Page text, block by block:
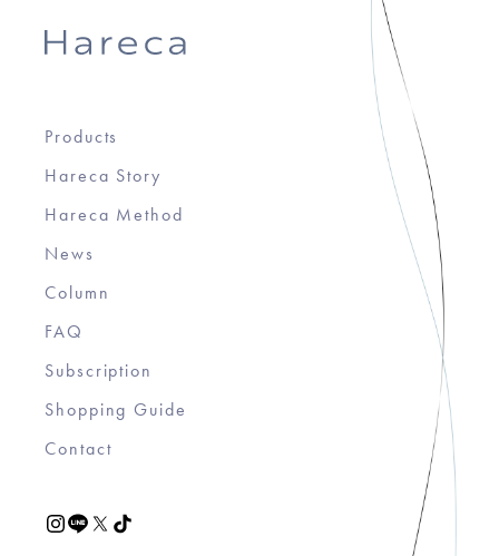
Products
Hareca Story
Hareca Method
News
Column
FAQ
Subscription
Shopping Guide
Contact